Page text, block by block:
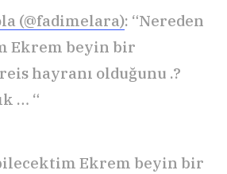
(@fadimelara): “Nereden
Ekrem beyin bir
hayranı olduğunu .?
… “
Ekrem beyin bir